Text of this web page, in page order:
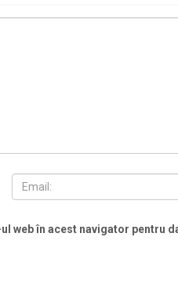
web în acest navigator pentru